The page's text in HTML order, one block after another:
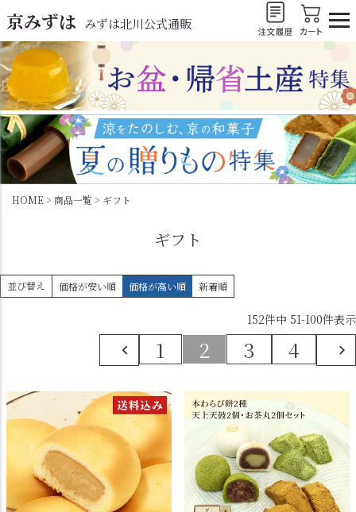
京みずは みずは北川公式通販
HOME 商品一覧 ギフト
ギフト
並び替え 価格が安い順 価格が高い順 新着順
152件中 51-100件表示
1 2 3 4